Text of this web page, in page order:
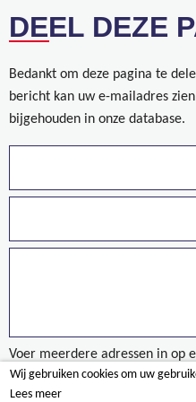
DEEL DEZE
Bedankt om deze pagina te
bericht kan uw e-mailadres
bijgehouden in onze database.
Voer meerdere adressen in op
door een komma.
Wij gebruiken cookies om uw
Lees meer